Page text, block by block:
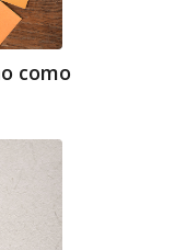
como